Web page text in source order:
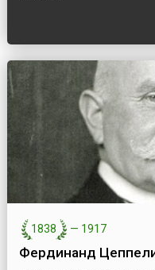
1838 — 1917
Фердинанд